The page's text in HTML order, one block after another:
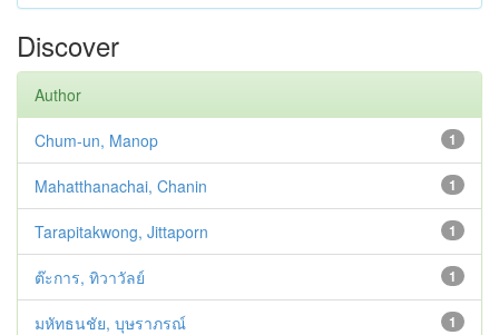
Discover
Author
1
Chum-un, Manop
1
Mahatthanachai, Chanin
1
Tarapitakwong, Jittaporn
1
ต๊ะการ, ทิวาวัลย์
1
มหัทธนชัย, บุษราภรณ์